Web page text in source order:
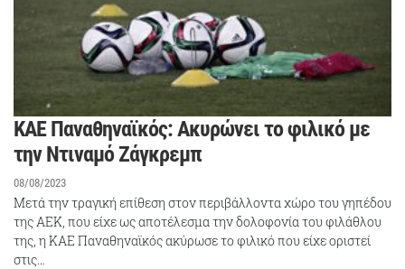
ΚΑΕ Παναθηναϊκός: Ακυρώνει το φιλικό με
την Ντιναμό Ζάγκρεμπ
08/08/2023
Μετά την τραγική επίθεση στον περιβάλλοντα χώρο του γηπέδου
της ΑΕΚ, που είχε ως αποτέλεσμα την δολοφονία του φιλάθλου
της, η ΚΑΕ Παναθηναϊκός ακύρωσε το φιλικό που είχε οριστεί
στις…